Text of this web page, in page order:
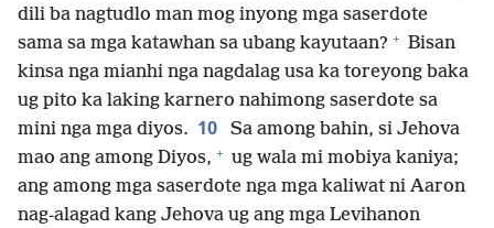
dili ba nagtudlo man mog inyong mga saserdote
sama sa mga katawhan sa ubang kayutaan? + Bisan
kinsa nga mianhi nga nagdalag usa ka toreyong baka
ug pito ka laking karnero nahimong saserdote sa
mini nga mga diyos. 10
Sa among bahin, si Jehova
mao ang among Diyos, + ug wala mi mobiya kaniya;
ang among mga saserdote nga mga kaliwat ni Aaron
nag-alagad kang Jehova ug ang mga Levihanon